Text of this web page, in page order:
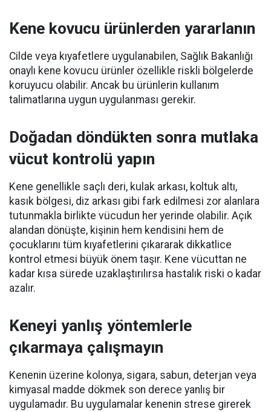
Kene kovucu ürünlerden yararlanın
Cilde veya kıyafetlere uygulanabilen, Sağlık Bakanlığı
onaylı kene kovucu ürünler özellikle riskli bölgelerde
koruyucu olabilir. Ancak bu ürünlerin kullanım
talimatlarına uygun uygulanması gerekir.
Doğadan döndükten sonra mutlaka
vücut kontrolü yapın
Kene genellikle saçlı deri, kulak arkası, koltuk altı,
kasık bölgesi, diz arkası gibi fark edilmesi zor alanlara
tutunmakla birlikte vücudun her yerinde olabilir. Açık
alandan dönüşte, kişinin hem kendisini hem de
çocuklarını tüm kıyafetlerini çıkararak dikkatlice
kontrol etmesi büyük önem taşır. Kene vücuttan ne
kadar kısa sürede uzaklaştırılırsa hastalık riski o kadar
azalır.
Keneyi yanlış yöntemlerle
çıkarmaya çalışmayın
Kenenin üzerine kolonya, sigara, sabun, deterjan veya
kimyasal madde dökmek son derece yanlış bir
uygulamadır. Bu uygulamalar kenenin strese girerek